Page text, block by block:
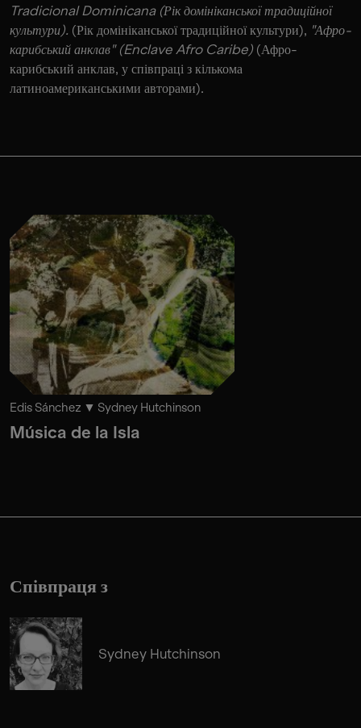
Tradicional Dominicana (Рік домініканської традиційної
культури). (Рік домініканської традиційної культури), "Афро-
карибський анклав" (Enclave Afro Caribe) (Афро-
карибський анклав, у співпраці з кількома
латиноамериканськими авторами).
Edis Sánchez Sydney Hutchinson
Música de la Isla
Співпраця з
Sydney Hutchinson